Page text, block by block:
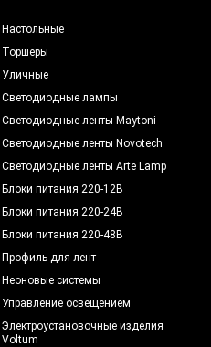
Настольные
Торшеры
Уличные
Светодиодные лампы
Светодиодные ленты Maytoni
Светодиодные ленты Novotech
Светодиодные ленты Arte Lamp
Блоки питания 220-12В
Блоки питания 220-24В
Блоки питания 220-48В
Профиль для лент
Неоновые системы
Управление освещением
Электроустановочные изделия
Voltum